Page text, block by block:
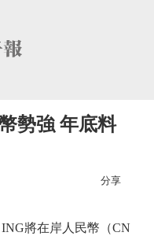
勢強 年底料
分享
將在岸人民幣（CN